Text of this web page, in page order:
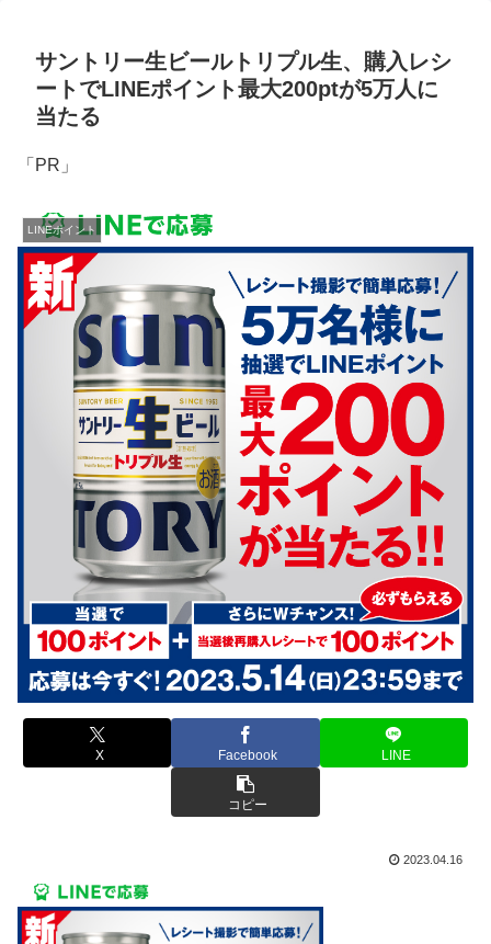
サントリー生ビールトリプル生、購入レシ
ートでLINEポイント最大200ptが5万人に
当たる
「PR」
LINEポイント
X Facebook LINE
コピー
2023.04.16